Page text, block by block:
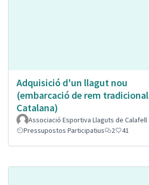
Adquisició d'un llagut nou
(embarcació de rem tradicional
Catalana)
Associació Esportiva Llaguts de Calafell
Pressupostos Participatius
2 41